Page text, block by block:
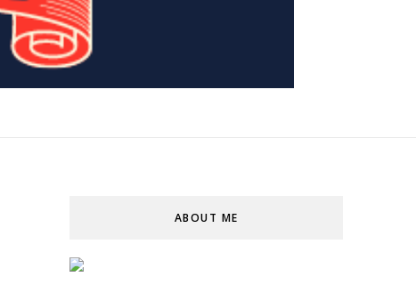
ABOUT ME